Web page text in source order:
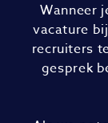
Wanneer
vacature
recruiters
gesprek